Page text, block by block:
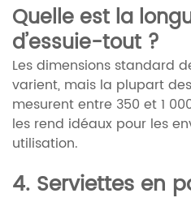
Quelle est la
d’essuie-tout ?
Les dimensions standard
varient, mais la plupart
mesurent entre 350 et 1
les rend idéaux pour les
utilisation.
4. Serviettes en